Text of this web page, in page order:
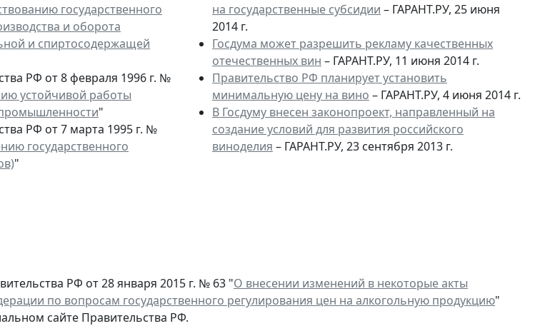
государственного
и оборота
и спиртосодержащей
РФ от 8 февраля 1996 г. №
устойчивой работы
"
РФ от 7 марта 1995 г. №
государственного
"
на государственные субсидии – ГАРАНТ.РУ, 25 июня
2014 г.
Госдума может разрешить рекламу качественных
отечественных вин – ГАРАНТ.РУ, 11 июня 2014 г.
Правительство РФ планирует установить
минимальную цену на вино – ГАРАНТ.РУ, 4 июня 2014 г.
В Госдуму внесен законопроект, направленный на
создание условий для развития российского
виноделия – ГАРАНТ.РУ, 23 сентября 2013 г.
РФ от 28 января 2015 г. № 63 "О внесении изменений в некоторые акты
по вопросам государственного регулирования цен на алкогольную продукцию"
сайте Правительства РФ.